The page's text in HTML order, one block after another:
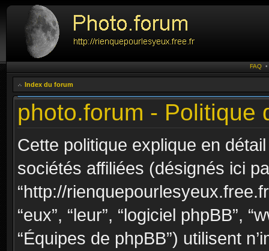
FAQ
Index du forum
photo.forum - Politique
Cette politique explique en
sociétés affiliées (désignés ici
“http://
“eux”, “leur”, “logiciel phpBB”,
“Équipes de phpBB”) utilisent